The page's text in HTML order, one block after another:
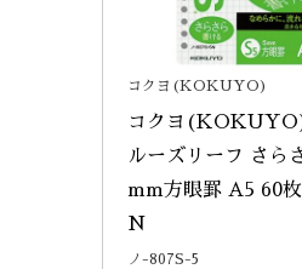
コクヨ(KOKUYO)
コクヨ
ルーズリーフ さら
mm方眼罫 A5 60
N
ノ-807S-5